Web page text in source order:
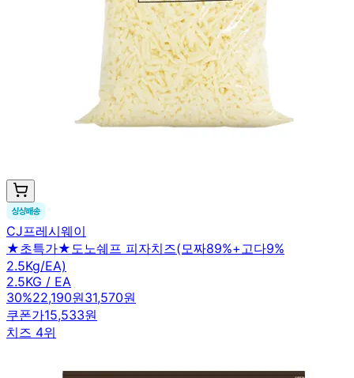
CJ프레시웨이
★초특가★도노쉐프 피자치즈(모짜89%+고다9%
2.5Kg/EA)
2.5KG / EA
30%22,190원31,570원
쿠폰가15,533원
치즈 4위